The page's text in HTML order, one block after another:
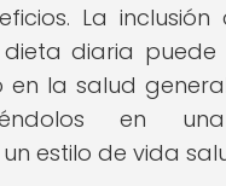
La inclusión
diaria puede
en la salud
en
estilo de vida